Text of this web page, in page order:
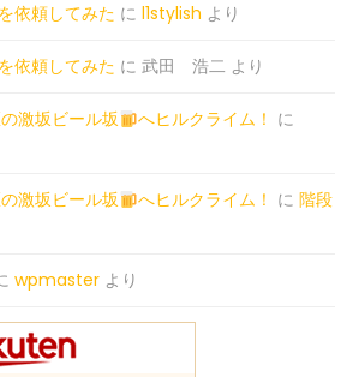
依頼してみた に l1stylish より
依頼してみた に 武田 浩二 より
激坂ビール坂 へヒルクライム！ に
激坂ビール坂 へヒルクライム！ に 階段
wpmaster より